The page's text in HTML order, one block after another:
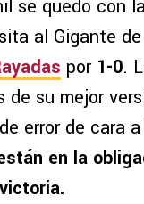
se quedó con
al Gigante
por 1-0.
de su mejor
error de cara
en la